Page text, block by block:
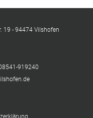
19 - 94474 Vilshofen
919240